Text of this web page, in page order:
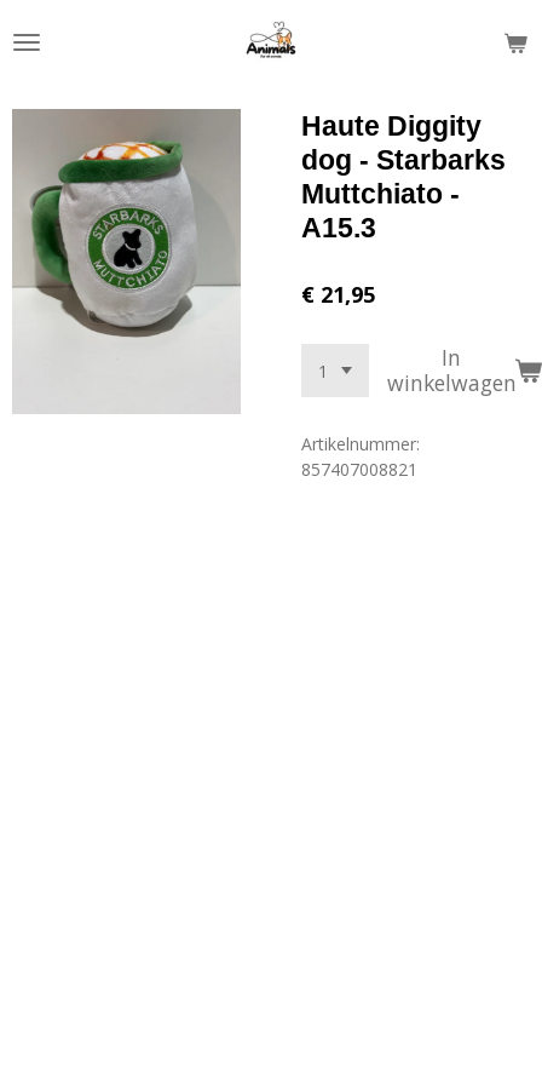
direct
Haute Diggity
dog - Starbarks
Muttchiato -
A15.3
€ 21,95
In
winkelwagen
Artikelnummer:
857407008821